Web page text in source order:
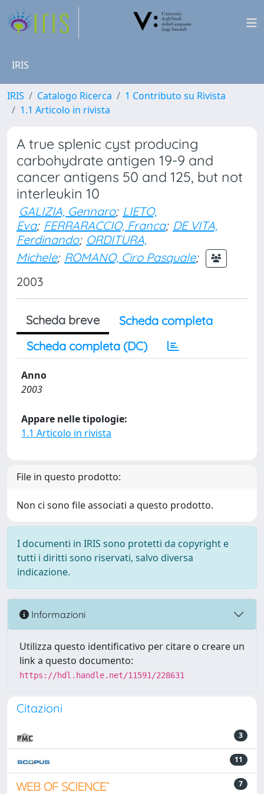
IRIS
IRIS Catalogo Ricerca
1 Contributo su Rivista
1.1 Articolo in rivista
A true splenic cyst producing
carbohydrate antigen 19-9 and
cancer antigens 50 and 125, but not
interleukin 10
GALIZIA, Gennaro; LIETO,
Eva; FERRARACCIO, Franca; DE VITA,
Ferdinando; ORDITURA,
Michele; ROMANO, Ciro Pasquale;
2003
Scheda breve
Scheda completa
Scheda completa (DC)
Anno
2003
Appare nelle tipologie:
1.1 Articolo in rivista
File in questo prodotto:
Non ci sono file associati a questo prodotto.
I documenti in IRIS sono protetti da copyright e
tutti i diritti sono riservati, salvo diversa
indicazione.
Informazioni
Utilizza questo identificativo per citare o creare un
link a questo documento:
https://hdl.handle.net/11591/228631
Citazioni
3
11
7